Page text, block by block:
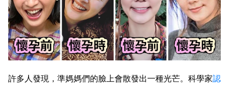
許多人發現，準媽媽們的臉上會散發出一種光芒。科學家認